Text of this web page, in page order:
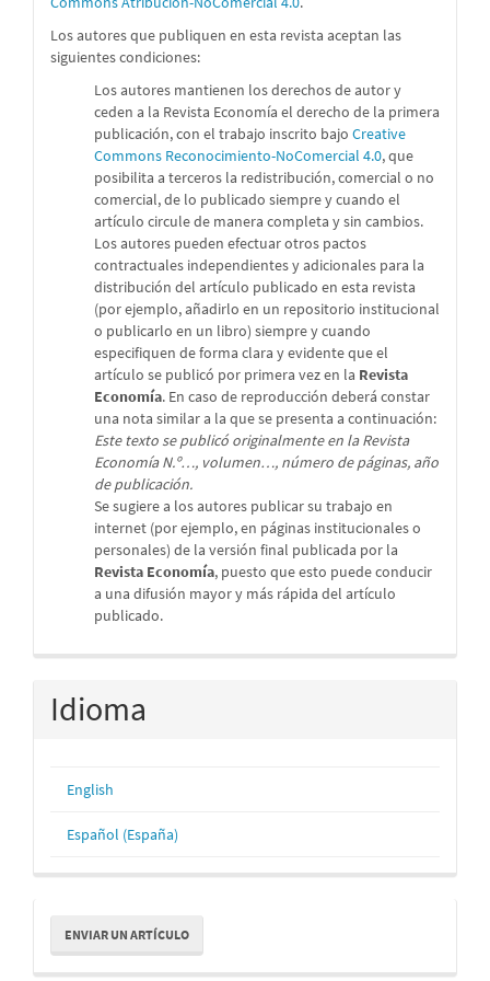
Los autores que publiquen en esta revista aceptan las
siguientes condiciones:
Los autores mantienen los derechos de autor y
ceden a la Revista Economía el derecho de la primera
publicación, con el trabajo inscrito bajo Creative
Commons Reconocimiento-NoComercial 4.0, que
posibilita a terceros la redistribución, comercial o no
comercial, de lo publicado siempre y cuando el
artículo circule de manera completa y sin cambios.
Los autores pueden efectuar otros pactos
contractuales independientes y adicionales para la
distribución del artículo publicado en esta revista
(por ejemplo, añadirlo en un repositorio institucional
o publicarlo en un libro) siempre y cuando
especifiquen de forma clara y evidente que el
artículo se publicó por primera vez en la Revista
Economía. En caso de reproducción deberá constar
una nota similar a la que se presenta a continuación:
Este texto se publicó originalmente en la Revista
Economía N.º…, volumen…, número de páginas, año
de publicación.
Se sugiere a los autores publicar su trabajo en
internet (por ejemplo, en páginas institucionales o
personales) de la versión final publicada por la
Revista Economía, puesto que esto puede conducir
a una difusión mayor y más rápida del artículo
publicado.
Idioma
English
Español (España)
Enviar
unENVIAR UN ARTÍCULO